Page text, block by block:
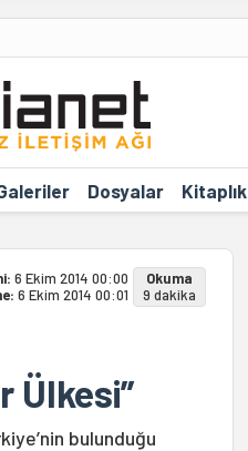
Dosyalar Kitaplık
6 Ekim 2014 00:00
6 Ekim 2014 00:01
Okuma
9 dakika
Ülkesi”
bulunduğu